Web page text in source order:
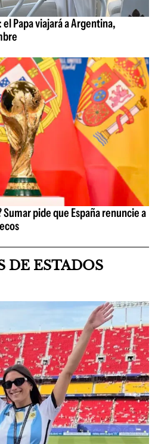
Papa viajará a Argentina,
pide que España renuncie a
DE ESTADOS